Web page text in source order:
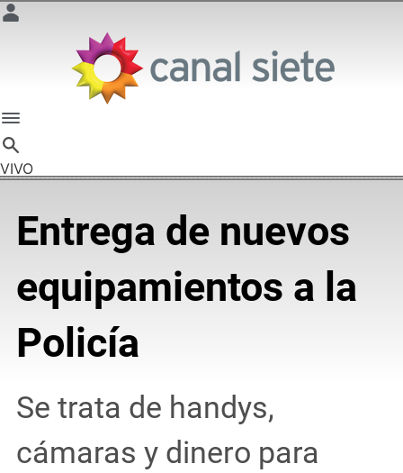
VIVO
Entrega de nuevos
equipamientos a la
Policía
Se trata de handys,
cámaras y dinero para